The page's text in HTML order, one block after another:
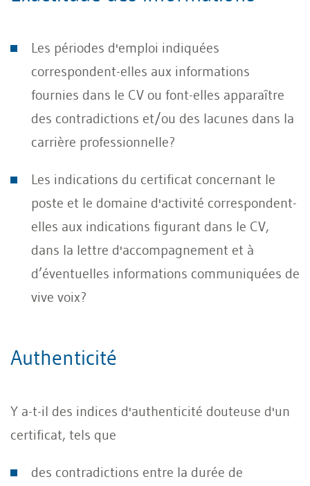
Les périodes d'emploi indiquées
correspondent-elles aux informations
fournies dans le CV ou font-elles apparaître
des contradictions et/ou des lacunes dans la
carrière professionnelle?
Les indications du certificat concernant le
poste et le domaine d'activité correspondent-
elles aux indications figurant dans le CV,
dans la lettre d'accompagnement et à
d’éventuelles informations communiquées de
vive voix?
Authenticité
Y a-t-il des indices d'authenticité douteuse d'un
certificat, tels que
des contradictions entre la durée de